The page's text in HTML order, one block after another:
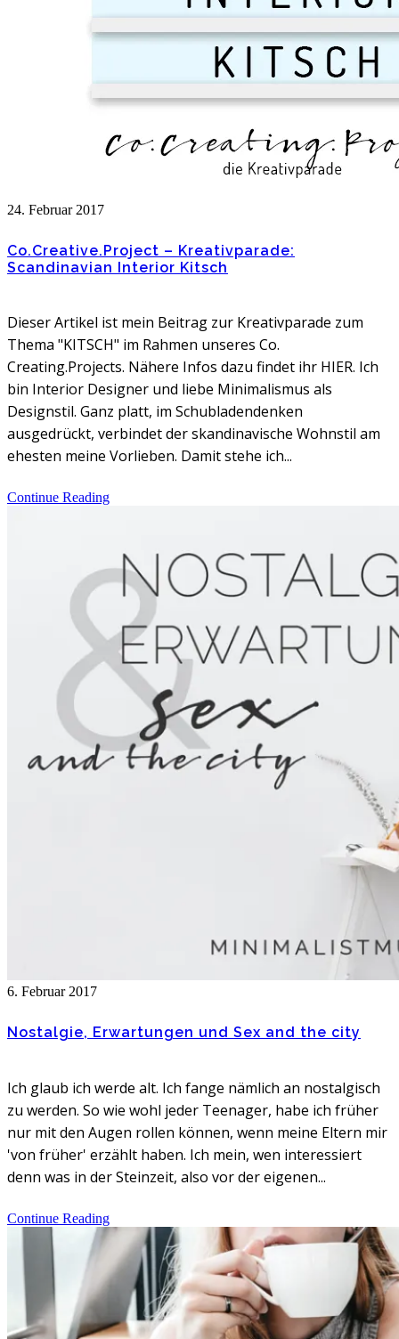
24. Februar 2017
Co.Creative.Project – Kreativparade:
Scandinavian Interior Kitsch
Dieser Artikel ist mein Beitrag zur Kreativparade zum
Thema "KITSCH" im Rahmen unseres Co.
Creating.Projects. Nähere Infos dazu findet ihr HIER. Ich
bin Interior Designer und liebe Minimalismus als
Designstil. Ganz platt, im Schubladendenken
ausgedrückt, verbindet der skandinavische Wohnstil am
ehesten meine Vorlieben. Damit stehe ich...
Continue Reading
6. Februar 2017
Nostalgie, Erwartungen und Sex and the city
Ich glaub ich werde alt. Ich fange nämlich an nostalgisch
zu werden. So wie wohl jeder Teenager, habe ich früher
nur mit den Augen rollen können, wenn meine Eltern mir
'von früher' erzählt haben. Ich mein, wen interessiert
denn was in der Steinzeit, also vor der eigenen...
Continue Reading